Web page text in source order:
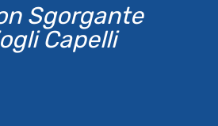
Sgorgante
Capelli